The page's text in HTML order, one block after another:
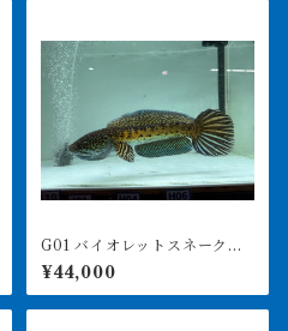
G01 バイオレットスネークヘ
ッド 32㎝前後 ハイフィ
ン ビッグテール
¥44,000